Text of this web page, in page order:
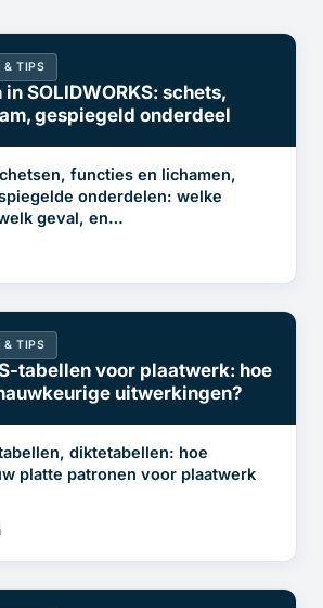
& TIPS
SOLIDWORKS: schets,
gespiegeld onderdeel
functies en lichamen,
onderdelen: welke
geval, en…
& TIPS
tabellen voor plaatwerk: hoe
uitwerkingen?
diktetabellen: hoe
platte patronen voor plaatwerk